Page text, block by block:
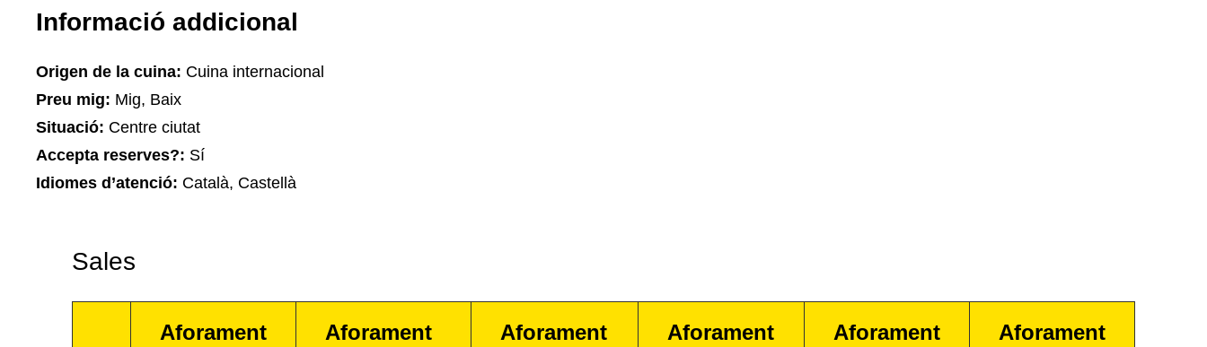
Informació addicional
Origen de la cuina: Cuina internacional
Preu mig: Mig, Baix
Situació: Centre ciutat
Accepta reserves?: Sí
Idiomes d’atenció: Català, Castellà
Sales
Aforament
Aforament
Aforament
Aforament
Aforament
Aforament